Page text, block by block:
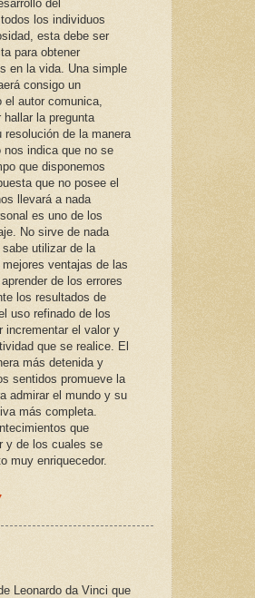
del
los individuos
esta debe ser
para obtener
en la vida. Una simple
consigo un
el autor comunica,
hallar la pregunta
de la manera
indica que no se
que disponemos
que no posee el
llevará a nada
es uno de los
No sirve de nada
utilizar de la
ventajas de las
de los errores
los resultados de
uso refinado de los
incrementar el valor y
que se realice. El
más detenida y
sentidos promueve la
admirar el mundo y su
más completa.
que
y de los cuales se
muy enriquecedor.
Leonardo da Vinci que